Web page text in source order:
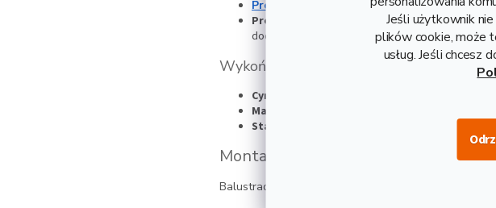
Jeśli użytkownik
plików cookie, może
usług. Jeśli chcesz
Profile stalowe (S235)– odpowiednie do
Profile nierdzewne (AISI 304, AISI 316)–
dodatkowej obróbki
Wykończenie powierzchni
Cynkowanie ogniowe
Malowanie proszkowe (komaxit)
Stal nierdzewna szczotkowana
– elegancki
Montaż balustrady z profili
Balustradę z profili zamkniętych można zmontować